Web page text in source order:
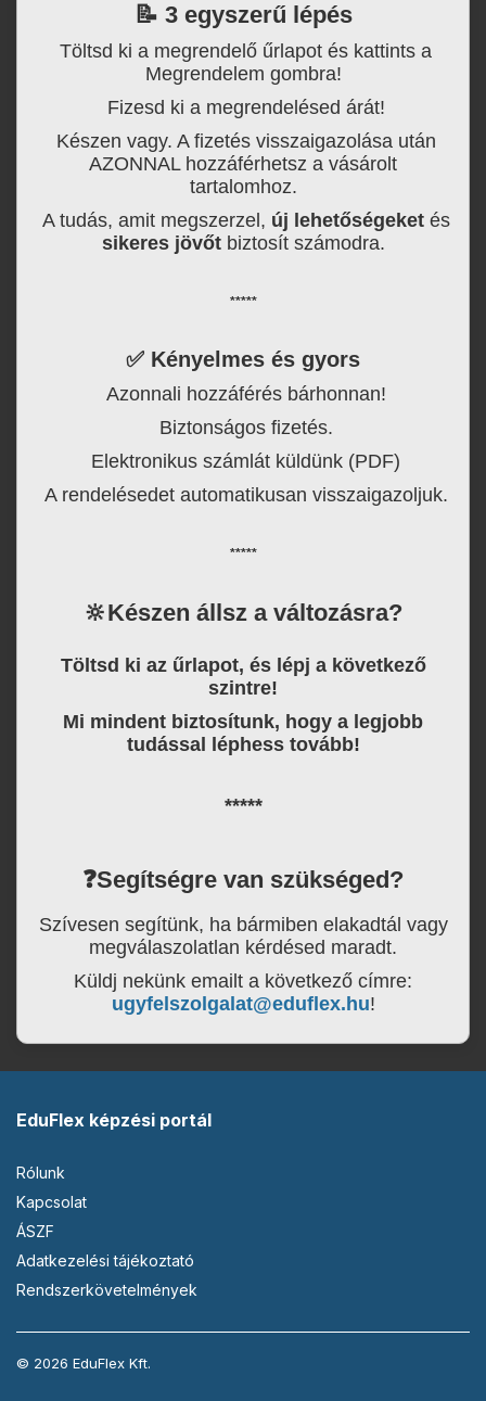
📝 3 egyszerű lépés
Töltsd ki a megrendelő űrlapot és kattints a
Megrendelem gombra!
Fizesd ki a megrendelésed árát!
Készen vagy. A fizetés visszaigazolása után
AZONNAL hozzáférhetsz a vásárolt
tartalomhoz.
A tudás, amit megszerzel, új lehetőségeketés
sikeres jövőtbiztosít számodra.
*****
✅ Kényelmes és gyors
Azonnali hozzáférés bárhonnan!
Biztonságos fizetés.
Elektronikus számlát küldünk (PDF)
A rendelésedet automatikusan visszaigazoljuk.
*****
🔆Készen állsz a változásra?
Töltsd ki az űrlapot, és lépj a következő
szintre!
Mi mindent biztosítunk, hogy a legjobb
tudással léphess tovább!
*****
❓Segítségre van szükséged?
Szívesen segítünk, ha bármiben elakadtál vagy
megválaszolatlan kérdésed maradt.
Küldj nekünk emailt a következő címre:
ugyfelszolgalat@eduflex.hu!
EduFlex képzési portál
Rólunk
Kapcsolat
ÁSZF
Adatkezelési tájékoztató
Rendszerkövetelmények
© 2026 EduFlex Kft.